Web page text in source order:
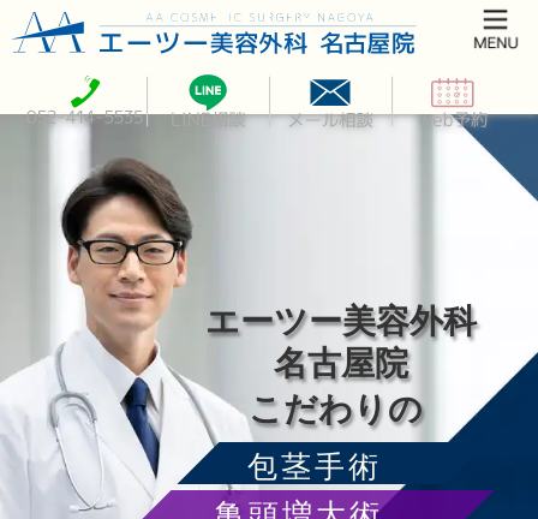
エーツー美容外科
名古屋院
こだわりの
包茎手術